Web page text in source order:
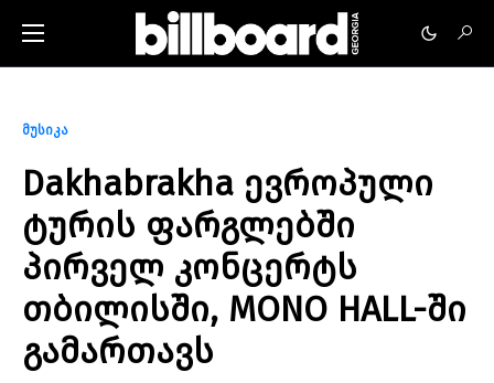
მუსიკა
Dakhabrakha ევროპული
ტურის ფარგლებში
პირველ კონცერტს
თბილისში, MONO HALL-ში
გამართავს